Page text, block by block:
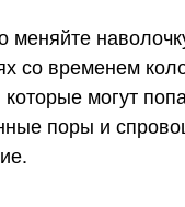
меняйте
со временем
которые могут
поры и